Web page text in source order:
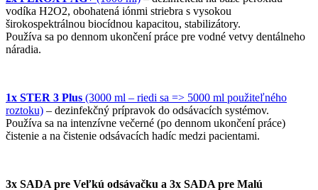
vodíka H2O2, obohatená iónmi striebra s vysokou
širokospektrálnou biocídnou kapacitou, stabilizátory.
Používa sa po dennom ukončení práce pre vodné vetvy dentálneho
náradia.
1x STER 3 Plus (3000 ml – riedi sa => 5000 ml použiteľného
roztoku) – dezinfekčný prípravok do odsávacích systémov.
Používa sa na intenzívne večerné (po dennom ukončení práce)
čistenie a na čistenie odsávacích hadíc medzi pacientami.
3x SADA pre Veľkú odsávačku a 3x SADA pre Malú